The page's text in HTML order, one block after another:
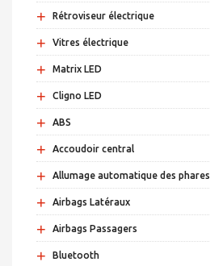
+ Rétroviseur électrique
+ Vitres électrique
+ Matrix LED
+ Cligno LED
+ ABS
+ Accoudoir central
+ Allumage automatique des phares
+ Airbags Latéraux
+ Airbags Passagers
+ Bluetooth